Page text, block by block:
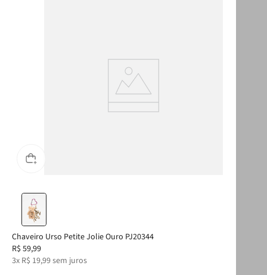
Chaveiro Urso Petite Jolie Ouro PJ20344
R$ 59,99
3x R$ 19,99sem juros